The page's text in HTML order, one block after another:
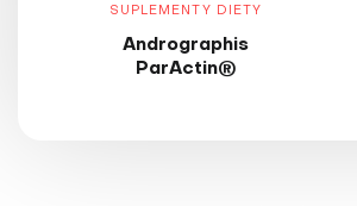
SUPLEMENTY DIETY
Andrographis
ParActin®